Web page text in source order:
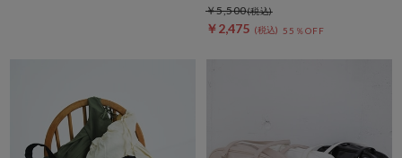
￥2,475 55％OFF
￥5,500